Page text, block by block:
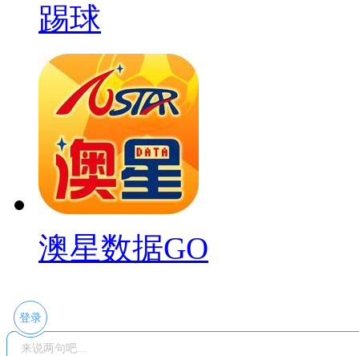
踢球
澳星数据GO
登录